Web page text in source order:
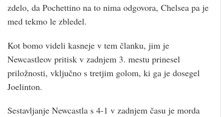
zdelo, da Pochettino na to nima odgovora, Chelsea pa je
med tekmo le zbledel.
Kot bomo videli kasneje v tem članku, jim je
Newcastleov pritisk v zadnjem 3. mestu prinesel
priložnosti, vključno s tretjim golom, ki ga je dosegel
Joelinton.
Sestavljanje Newcastla s 4-1 v zadnjem času je morda